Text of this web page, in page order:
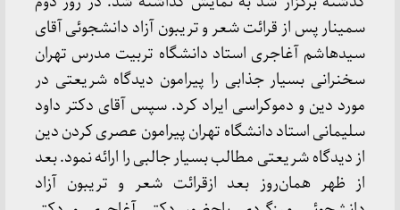
سمینار پس از قرائت شعر و تریبون آزاد دانشجوئی آقای
سیدهاشم آغاجری استاد دانشگاه تربیت مدرس تهران
سخنرانی بسیار جذابی را پیرامون دیدگاه شریعتی در
مورد دین و دموکراسی ایراد کرد. سپس آقای دکتر داود
سلیمانی استاد دانشگاه تهران پیرامون عصری کردن دین
از دیدگاه شریعتی مطالب بسیار جالبی را ارائه نمود. بعد
از ظهر همان‌روز بعد ازقرائت شعر و تریبون آزاد